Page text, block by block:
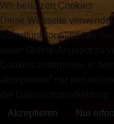
Wir benutzen Cookies
Diese Webseite
Grundfunktionalität des
Akzeptieren
Nur